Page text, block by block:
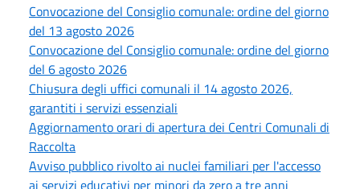
Convocazione del Consiglio comunale: ordine del giorno
del 13 agosto 2026
Convocazione del Consiglio comunale: ordine del giorno
del 6 agosto 2026
Chiusura degli uffici comunali il 14 agosto 2026,
garantiti i servizi essenziali
Aggiornamento orari di apertura dei Centri Comunali di
Raccolta
Avviso pubblico rivolto ai nuclei familiari per l'accesso
ai servizi educativi per minori da zero a tre anni